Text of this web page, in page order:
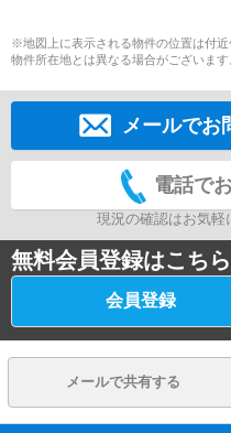
※地図上に表示される物件の位置は付
物件所在地とは異なる場合がございます
メールでお
電話で
現況の確認はお気軽
無料会員登録はこちら
会員登録
メールで共有する